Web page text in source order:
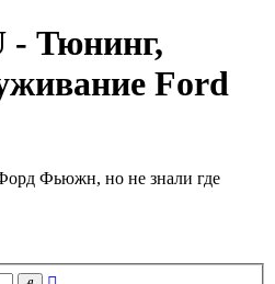
- Тюнинг,
Ford
Фьюжн, но не знали где